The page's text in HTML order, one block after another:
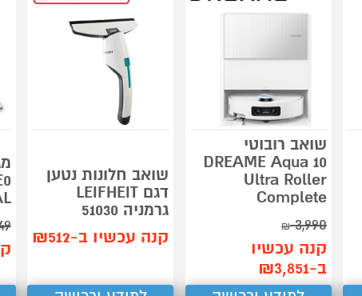
שואב רובוטי
DREAME Aqua 10
Ultra Roller
Complete
3,990
₪
קנה עכשיו
ב-₪3,851
שואב חלונות נטען
דגם LEIFHEIT
גרמניה 51030
קנה עכשיו ב-₪512